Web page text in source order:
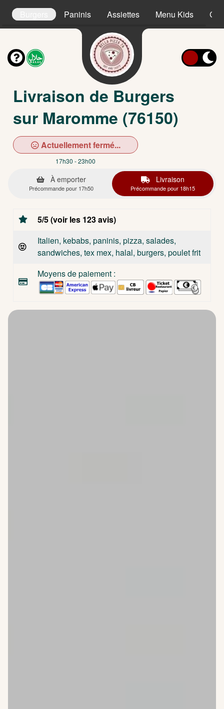
Paninis Assiettes Menu Kids
Livraison de Burgers
sur Maromme (76150)
Actuellement fermé...
17h30 - 23h00
À emporter
Précommande pour 17h50
Livraison
Précommande pour 18h15
5/5 (voir les 123 avis)
Italien, kebabs, paninis, pizza, salades,
sandwiches, tex mex, halal, burgers, poulet frit
Moyens de paiement :